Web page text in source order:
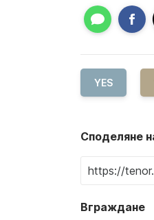
YES
Споделяне
Вграждане